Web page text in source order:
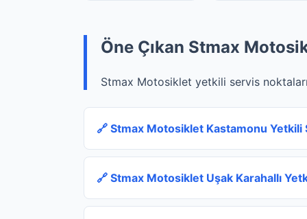
Öne Çıkan Stmax
Stmax Motosiklet yetkili servis
🔗 Stmax Motosiklet Kastamonu
🔗 Stmax Motosiklet Uşak Karahallı